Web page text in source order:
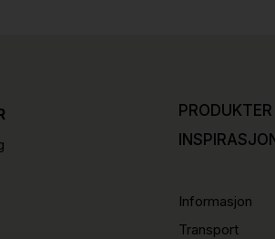
PRODUKTER
Informasjon
Transport